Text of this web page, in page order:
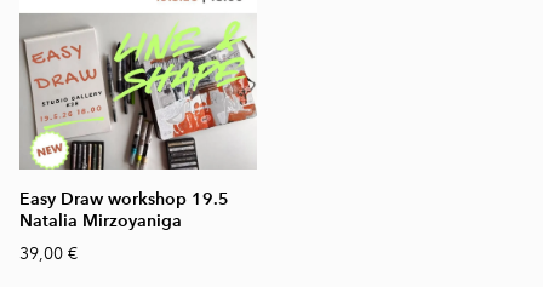
Easy Draw workshop 19.5
Natalia Mirzoyaniga
39,00 €